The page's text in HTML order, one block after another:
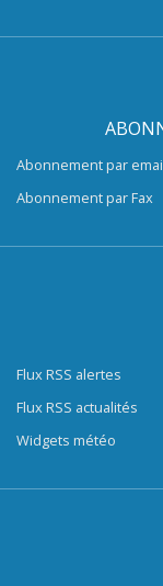
Abonnement par
Abonnement par Fax
Flux RSS alertes
Flux RSS actualités
Widgets météo